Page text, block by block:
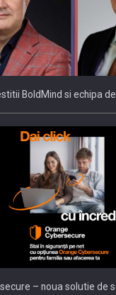
BoldMind si echipa
– noua solutie de